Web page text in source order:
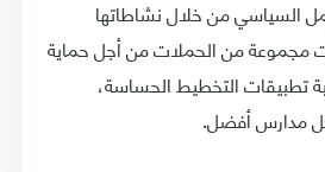
السياسي من خلال نشاطاتها
مجموعة من الحملات من أجل حماية
تطبيقات التخطيط الحساسة،
مدارس أفضل.